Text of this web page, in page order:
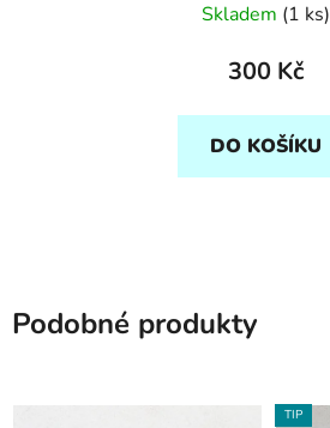
Skladem (1 ks)
300 Kč
DO KOŠÍKU
Podobné produkty
TIP